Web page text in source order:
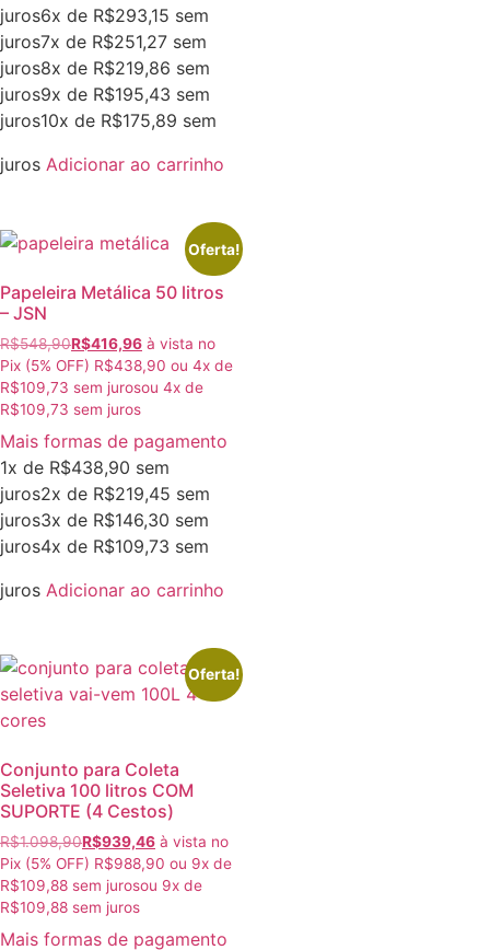
juros6x de R$293,15 sem
juros7x de R$251,27 sem
juros8x de R$219,86 sem
juros9x de R$195,43 sem
juros10x de R$175,89 sem
juros Adicionar ao carrinho
Oferta!
Papeleira Metálica 50 litros
– JSN
R$548,90R$416,96 à vista no
Pix (5% OFF) R$438,90 ou 4x de
R$109,73 sem jurosou 4x de
R$109,73 sem juros
Mais formas de pagamento
1x de R$438,90 sem
juros2x de R$219,45 sem
juros3x de R$146,30 sem
juros4x de R$109,73 sem
juros Adicionar ao carrinho
Oferta!
Conjunto para Coleta
Seletiva 100 litros COM
SUPORTE (4 Cestos)
R$1.098,90R$939,46 à vista no
Pix (5% OFF) R$988,90 ou 9x de
R$109,88 sem jurosou 9x de
R$109,88 sem juros
Mais formas de pagamento